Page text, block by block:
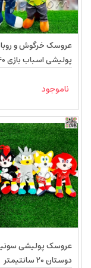
عروسک خرگوش و روباه
پولیشی
ناموجود
عروسک پولیشی
دوستان 20 سانتیمتر